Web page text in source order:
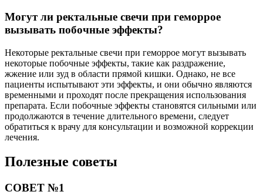
Могут ли ректальные свечи при геморрое
вызывать побочные эффекты?
Некоторые ректальные свечи при геморрое могут вызывать
некоторые побочные эффекты, такие как раздражение,
жжение или зуд в области прямой кишки. Однако, не все
пациенты испытывают эти эффекты, и они обычно являются
временными и проходят после прекращения использования
препарата. Если побочные эффекты становятся сильными или
продолжаются в течение длительного времени, следует
обратиться к врачу для консультации и возможной коррекции
лечения.
Полезные советы
СОВЕТ №1